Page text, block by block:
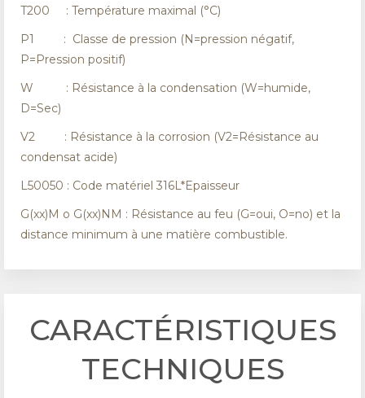
T200 : Température maximal (°C)
P1 : Classe de pression (N=pression négatif,
P=Pression positif)
W : Résistance à la condensation (W=humide,
D=Sec)
V2 : Résistance à la corrosion (V2=Résistance au
condensat acide)
L50050 : Code matériel 316L*Epaisseur
G(xx)M o G(xx)NM : Résistance au feu (G=oui, O=no) et la
distance minimum à une matière combustible.
CARACTÉRISTIQUES
TECHNIQUES